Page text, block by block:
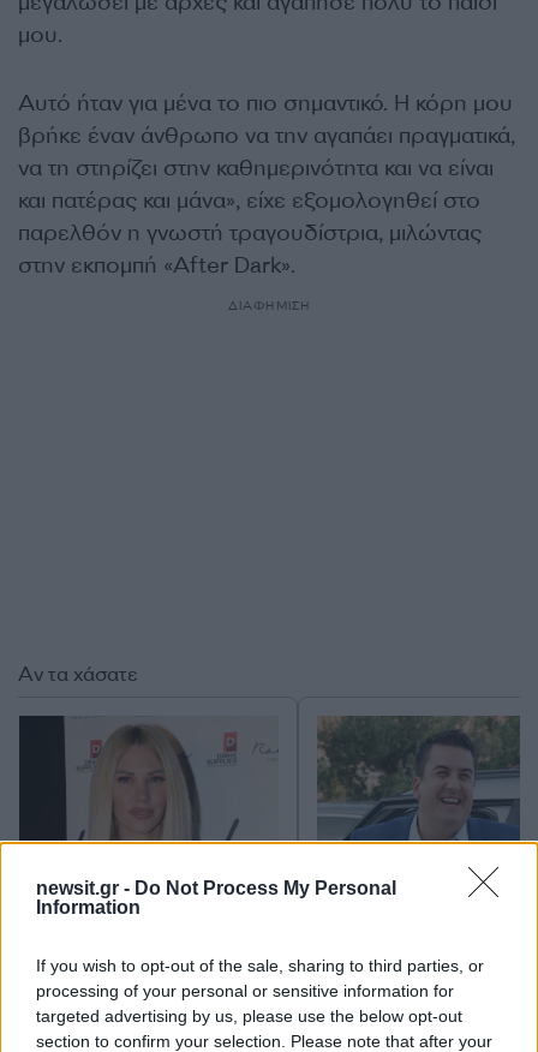
newsit.gr - Do Not Process My Personal
Information
If you wish to opt-out of the sale, sharing to third parties, or
processing of your personal or sensitive information for
targeted advertising by us, please use the below opt-out
section to confirm your selection. Please note that after your
μου.
Αυτό ήταν για μένα το πιο σημαντικό. Η κόρη μου
βρήκε έναν άνθρωπο να την αγαπάει πραγματικά,
να τη στηρίζει στην καθημερινότητα και να είναι
και πατέρας και μάνα», είχε εξομολογηθεί στο
παρελθόν η γνωστή τραγουδίστρια, μιλώντας
στην εκπομπή «After Dark».
ΔΙΑΦΗΜΙΣΗ
Αν τα χάσατε
φωτογραφίες και πικάντικα
μηνύματα στον σύζυγό
μου για να μην ξεχνάει τι
γυναίκα έχει
ανακοίνωσε ότι
από «Το Πρωινό» του
«Δεν ήταν δική μου
απόφαση»